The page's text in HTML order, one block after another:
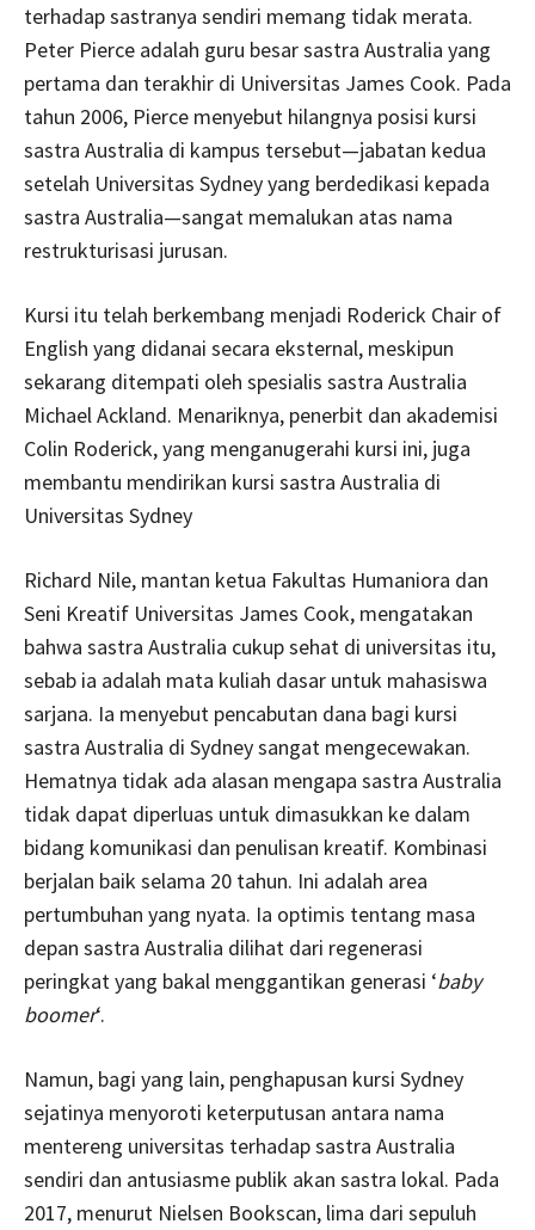
terhadap sastranya sendiri memang tidak merata.
Peter Pierce adalah guru besar sastra Australia yang
pertama dan terakhir di Universitas James Cook. Pada
tahun 2006, Pierce menyebut hilangnya posisi kursi
sastra Australia di kampus tersebut—jabatan kedua
setelah Universitas Sydney yang berdedikasi kepada
sastra Australia—sangat memalukan atas nama
restrukturisasi jurusan.
Kursi itu telah berkembang menjadi Roderick Chair of
English yang didanai secara eksternal, meskipun
sekarang ditempati oleh spesialis sastra Australia
Michael Ackland. Menariknya, penerbit dan akademisi
Colin Roderick, yang menganugerahi kursi ini, juga
membantu mendirikan kursi sastra Australia di
Universitas Sydney
Richard Nile, mantan ketua Fakultas Humaniora dan
Seni Kreatif Universitas James Cook, mengatakan
bahwa sastra Australia cukup sehat di universitas itu,
sebab ia adalah mata kuliah dasar untuk mahasiswa
sarjana. Ia menyebut pencabutan dana bagi kursi
sastra Australia di Sydney sangat mengecewakan.
Hematnya tidak ada alasan mengapa sastra Australia
tidak dapat diperluas untuk dimasukkan ke dalam
bidang komunikasi dan penulisan kreatif. Kombinasi
berjalan baik selama 20 tahun. Ini adalah area
pertumbuhan yang nyata. Ia optimis tentang masa
depan sastra Australia dilihat dari regenerasi
peringkat yang bakal menggantikan generasi ‘baby
boomer‘.
Namun, bagi yang lain, penghapusan kursi Sydney
sejatinya menyoroti keterputusan antara nama
mentereng universitas terhadap sastra Australia
sendiri dan antusiasme publik akan sastra lokal. Pada
2017, menurut Nielsen Bookscan, lima dari sepuluh